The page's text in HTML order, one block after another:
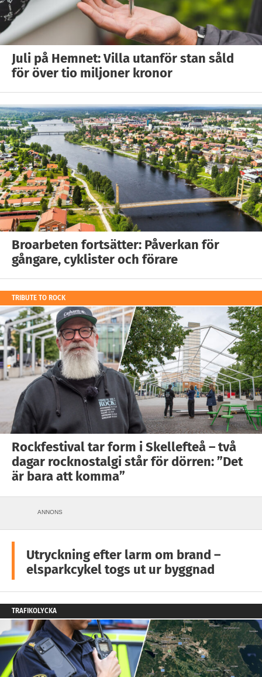
Juli på Hemnet: Villa utanför stan såld
för över tio miljoner kronor
Broarbeten fortsätter: Påverkan för
gångare, cyklister och förare
TRIBUTE TO ROCK
Rockfestival tar form i Skellefteå – två
dagar rocknostalgi står för dörren: ”Det
är bara att komma”
ANNONS
Utryckning efter larm om brand –
elsparkcykel togs ut ur byggnad
TRAFIKOLYCKA